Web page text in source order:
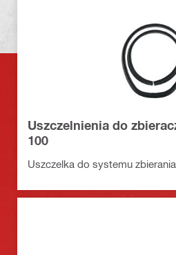
Uszczelnienia do
100
Uszczelka do systemu